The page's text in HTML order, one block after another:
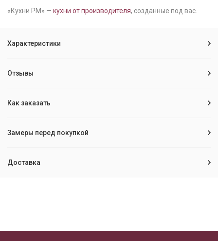
«Кухни РМ» — кухни от производителя, созданные под вас.
Характеристики
Отзывы
Как заказать
Замеры перед покупкой
Доставка